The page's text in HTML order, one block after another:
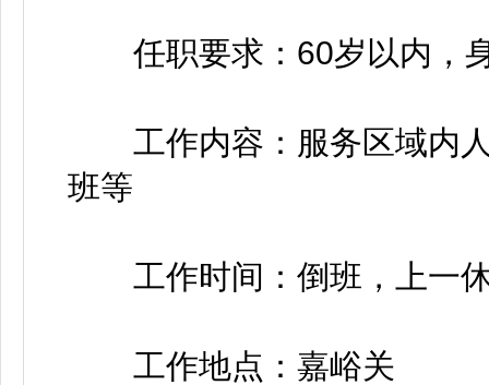
任职要求：60岁以内，身
工作内容：服务区域内人
班等
工作时间：倒班，上一
工作地点：嘉峪关